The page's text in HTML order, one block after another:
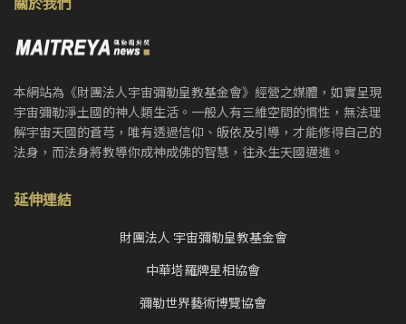
本網站為《財團法人宇宙彌勒皇教基金會》經營之媒體，如實呈現
宇宙彌勒淨土國的神人類生活。一般人有三維空間的慣性，無法理
解宇宙天國的蒼芎，唯有透過信仰、皈依及引導，才能修得自己的
法身，而法身將教導你成神成佛的智慧，往永生天國邁進。
延伸連結
財團法人 宇宙彌勒皇教基金會
中華塔羅牌星相協會
彌勒世界藝術博覽協會